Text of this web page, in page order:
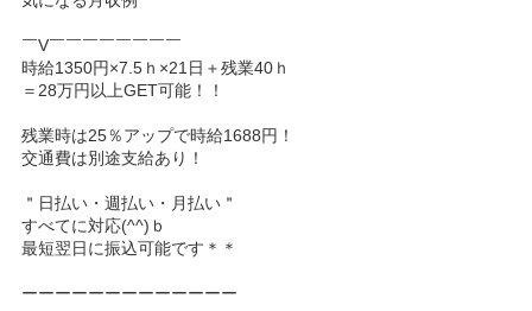
￣V￣￣￣￣￣￣￣￣
時給1350円×7.5ｈ×21日＋残業40ｈ
＝28万円以上GET可能！！
残業時は25％アップで時給1688円！
交通費は別途支給あり！
＂日払い・週払い・月払い＂
すべてに対応(^^)ｂ
最短翌日に振込可能です＊＊
ーーーーーーーーーーーーー